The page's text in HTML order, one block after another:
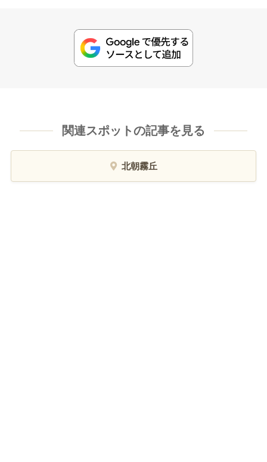
関連スポットの記事を見る
北朝霧丘